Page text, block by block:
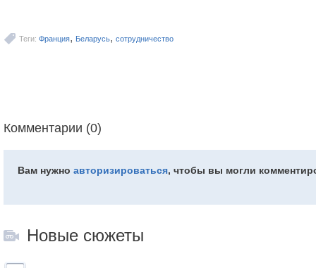
Теги: Франция, Беларусь, сотрудничество
Комментарии (0)
Вам нужно авторизироваться, чтобы вы могли
Новые сюжеты